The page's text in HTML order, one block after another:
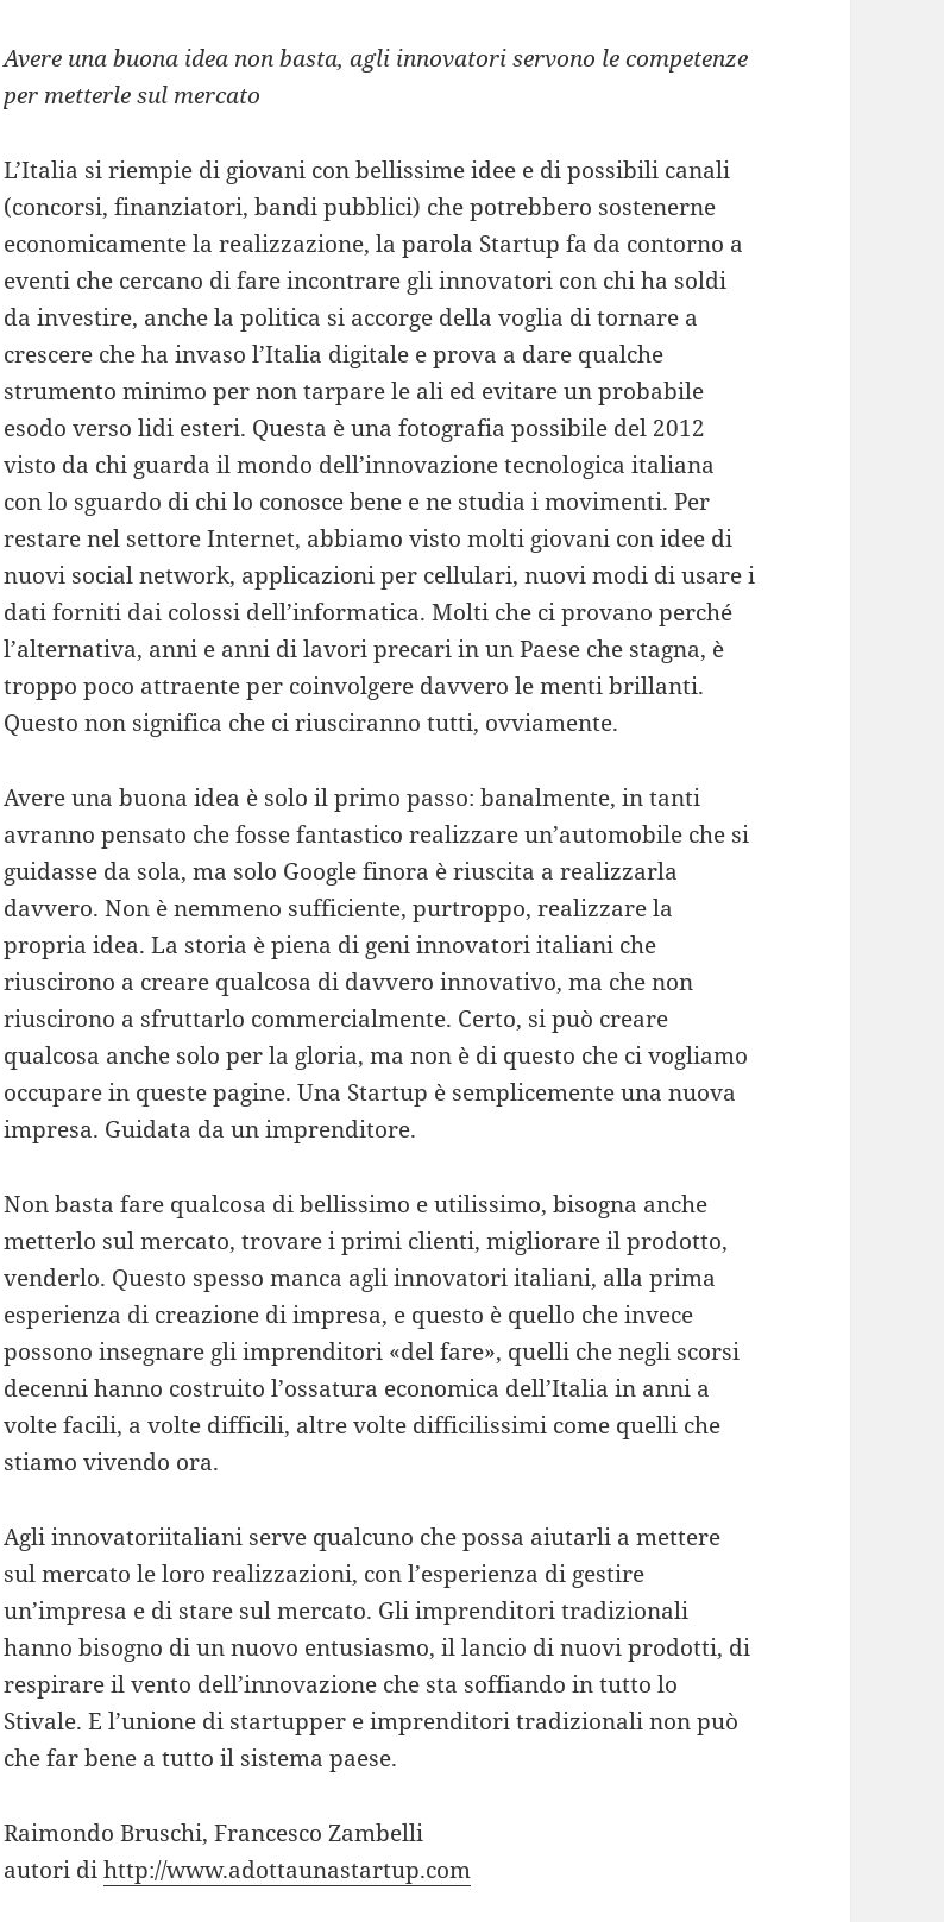
Avere una buona idea non basta, agli innovatori servono le competenze
per metterle sul mercato
L’Italia si riempie di giovani con bellissime idee e di possibili canali
(concorsi, finanziatori, bandi pubblici) che potrebbero sostenerne
economicamente la realizzazione, la parola Startup fa da contorno a
eventi che cercano di fare incontrare gli innovatori con chi ha soldi
da investire, anche la politica si accorge della voglia di tornare a
crescere che ha invaso l’Italia digitale e prova a dare qualche
strumento minimo per non tarpare le ali ed evitare un probabile
esodo verso lidi esteri. Questa è una fotografia possibile del 2012
visto da chi guarda il mondo dell’innovazione tecnologica italiana
con lo sguardo di chi lo conosce bene e ne studia i movimenti. Per
restare nel settore Internet, abbiamo visto molti giovani con idee di
nuovi social network, applicazioni per cellulari, nuovi modi di usare i
dati forniti dai colossi dell’informatica. Molti che ci provano perché
l’alternativa, anni e anni di lavori precari in un Paese che stagna, è
troppo poco attraente per coinvolgere davvero le menti brillanti.
Questo non significa che ci riusciranno tutti, ovviamente.
Avere una buona idea è solo il primo passo: banalmente, in tanti
avranno pensato che fosse fantastico realizzare un’automobile che si
guidasse da sola, ma solo Google finora è riuscita a realizzarla
davvero. Non è nemmeno sufficiente, purtroppo, realizzare la
propria idea. La storia è piena di geni innovatori italiani che
riuscirono a creare qualcosa di davvero innovativo, ma che non
riuscirono a sfruttarlo commercialmente. Certo, si può creare
qualcosa anche solo per la gloria, ma non è di questo che ci vogliamo
occupare in queste pagine. Una Startup è semplicemente una nuova
impresa. Guidata da un imprenditore.
Non basta fare qualcosa di bellissimo e utilissimo, bisogna anche
metterlo sul mercato, trovare i primi clienti, migliorare il prodotto,
venderlo. Questo spesso manca agli innovatori italiani, alla prima
esperienza di creazione di impresa, e questo è quello che invece
possono insegnare gli imprenditori «del fare», quelli che negli scorsi
decenni hanno costruito l’ossatura economica dell’Italia in anni a
volte facili, a volte difficili, altre volte difficilissimi come quelli che
stiamo vivendo ora.
Agli innovatoriitaliani serve qualcuno che possa aiutarli a mettere
sul mercato le loro realizzazioni, con l’esperienza di gestire
un’impresa e di stare sul mercato. Gli imprenditori tradizionali
hanno bisogno di un nuovo entusiasmo, il lancio di nuovi prodotti, di
respirare il vento dell’innovazione che sta soffiando in tutto lo
Stivale. E l’unione di startupper e imprenditori tradizionali non può
che far bene a tutto il sistema paese.
Raimondo Bruschi, Francesco Zambelli
autori dihttp://www.adottaunastartup.com